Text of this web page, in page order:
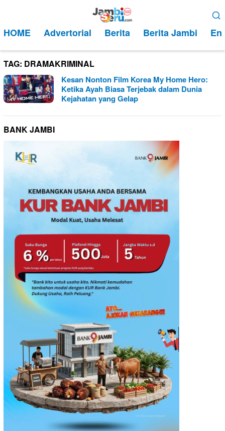
kontenMobile
HOME Advertorial Berita Berita Jambi
TAG: DRAMAKRIMINAL
Kesan Nonton Film Korea My Home Hero:
Ketika Ayah Biasa Terjebak dalam Dunia
Kejahatan yang Gelap
BANK JAMBI